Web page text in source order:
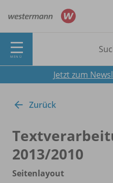
MENÜ
Jetzt zum
Zurück
2013/2010
Seitenlayout